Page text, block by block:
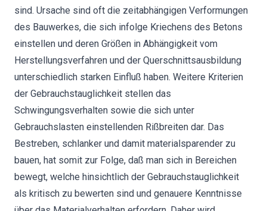
sind. Ursache sind oft die zeitabhängigen Verformungen
des Bauwerkes, die sich infolge Kriechens des Betons
einstellen und deren Größen in Abhängigkeit vom
Herstellungsverfahren und der Querschnittsausbildung
unterschiedlich starken Einfluß haben. Weitere Kriterien
der Gebrauchstauglichkeit stellen das
Schwingungsverhalten sowie die sich unter
Gebrauchslasten einstellenden Rißbreiten dar. Das
Bestreben, schlanker und damit materialsparender zu
bauen, hat somit zur Folge, daß man sich in Bereichen
bewegt, welche hinsichtlich der Gebrauchstauglichkeit
als kritisch zu bewerten sind und genauere Kenntnisse